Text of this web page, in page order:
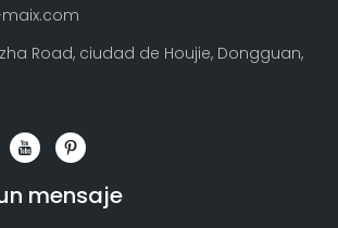
Road, ciudad de Houjie, Dongguan,
mensaje